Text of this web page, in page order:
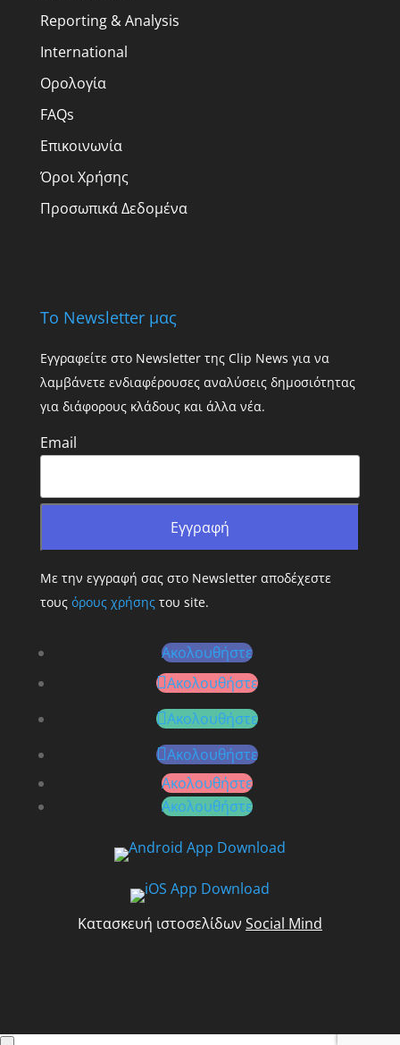
Reporting & Analysis
International
Ορολογία
FAQs
Επικοινωνία
Όροι Χρήσης
Προσωπικά Δεδομένα
Το Newsletter μας
Εγγραφείτε στο Newsletter της Clip News για να
λαμβάνετε ενδιαφέρουσες αναλύσεις δημοσιότητας
για διάφορους κλάδους και άλλα νέα.
Email
Με την εγγραφή σας στο Newsletter αποδέχεστε
τους όρους χρήσηςτου site.
Ακολουθήστε
Ακολουθήστε
Ακολουθήστε
Ακολουθήστε
Ακολουθήστε
Ακολουθήστε
Κατασκευή ιστοσελίδων Social Mind